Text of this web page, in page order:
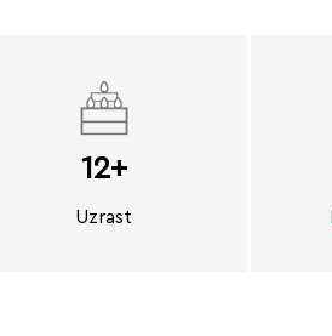
12+
Uzrast